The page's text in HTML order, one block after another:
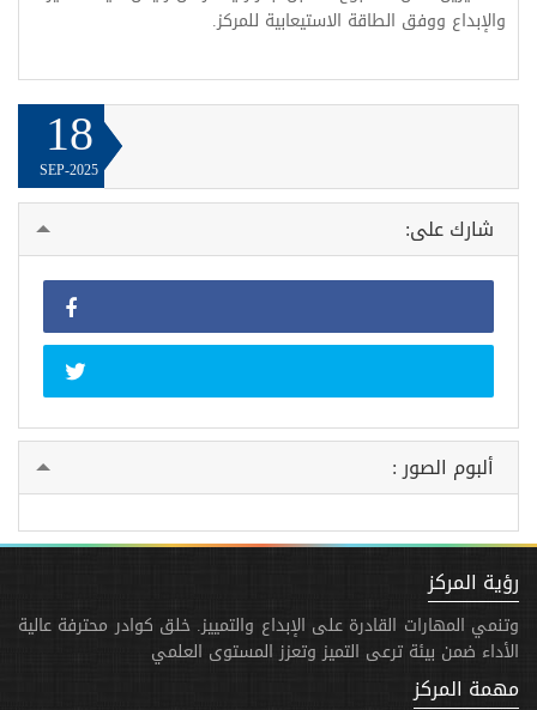
والإبداع ووفق الطاقة الاستيعابية للمركز.
18
SEP-2025
شارك على:
ألبوم الصور :
رؤية المركز
وتنمي المهارات القادرة على الإبداع والتمييز. خلق كوادر محترفة عالية
الأداء ضمن بيئة ترعى التميز وتعزز المستوى العلمي
مهمة المركز